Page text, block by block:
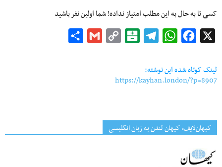
کسی تا به حال به این مطلب امتیاز نداده! شما اولین نفر باشید
Facebook
WhatsApp
Telegram
Balatarin
Copy
Gmail
لینک کوتاه شده این نوشته:
https://kayhan.london/?p=8907
کیهان‌لایف، کیهان لندن به زبان انگلیسی